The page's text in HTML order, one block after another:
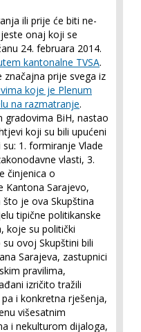
ili prije će biti ne-
onaj koji se
24. februara 2014.
kantonalne TVSA.
prije svega iz
koje je Plenum
na razmatranje.
gradovima BiH, nastao
koji su bili upućeni
1. formiranje Vlade
vlasti, 3.
činjenica o
Kantona Sarajevo,
je ova Skupština
tipične politikanske
koje su politički
ovoj Skupštini bili
Sarajeva, zastupnici
pravilima,
izričito tražili
i konkretna rješenja,
višesatnim
i nekulturom dijaloga,